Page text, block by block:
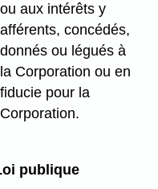
ou aux intérêts y
afférents, concédés,
donnés ou légués à
la Corporation ou en
fiducie pour la
Corporation.
publique